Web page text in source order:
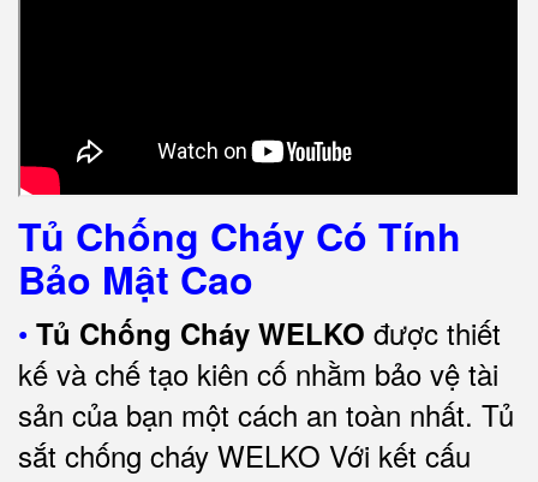
Tủ Chống Cháy Có Tính
Bảo Mật Cao
• Tủ Chống Cháy WELKO được thiết
kế và chế tạo kiên cố nhằm bảo vệ tài
sản của bạn một cách an toàn nhất. Tủ
sắt chống cháy WELKO Với kết cấu